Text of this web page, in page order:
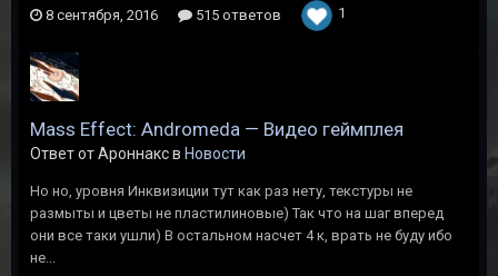
8 сентября, 2016 515 ответов 1
Mass Effect: Andromeda — Видео геймплея
Ответ от Ароннакс в Новости
Но но, уровня Инквизиции тут как раз нету, текстуры не
размыты и цветы не пластилиновые) Так что на шаг вперед
они все таки ушли) В остальном насчет 4 к, врать не буду ибо
не...